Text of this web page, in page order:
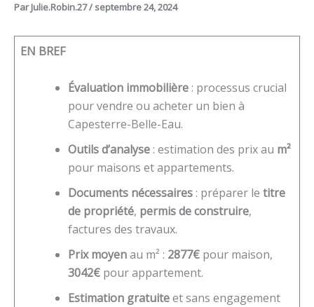
ParJulie.Robin.27/ septembre 24, 2024
EN BREF
Évaluation immobilière : processus crucial
pour vendre ou acheter un bien à
Capesterre-Belle-Eau.
Outils d’analyse : estimation des prix au m²
pour maisons et appartements.
Documents nécessaires : préparer le titre
de propriété, permis de construire,
factures des travaux.
Prix moyenau m² : 2877€ pour maison,
3042€ pour appartement.
Estimation gratuiteet sans engagement